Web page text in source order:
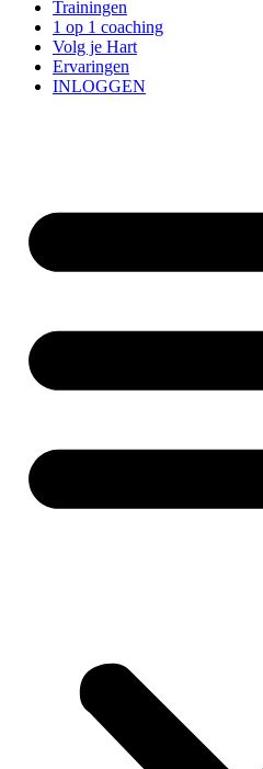
Trainingen
1 op 1 coaching
Volg je Hart
Ervaringen
INLOGGEN